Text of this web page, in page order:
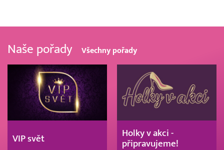
Naše pořady Všechny pořady
VIP svět
Holky v akci -
připravujeme!